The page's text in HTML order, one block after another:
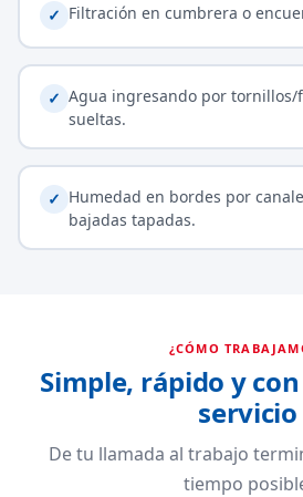
✓ Filtración en cumbrera o
✓ Agua ingresando por tornillos/
sueltas.
✓ Humedad en bordes por
bajadas tapadas.
¿CÓMO
Simple, rápido y
servicio
De tu llamada al trabajo
tiempo